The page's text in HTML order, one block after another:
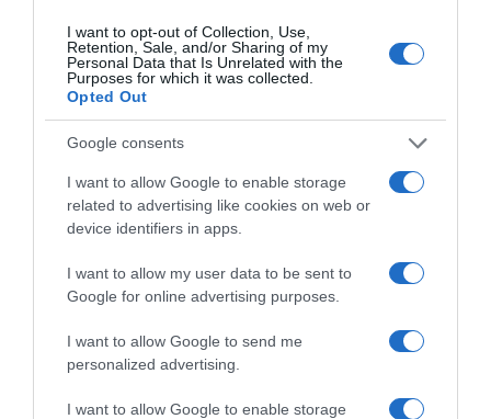
I want to opt-out of Collection, Use,
Retention, Sale, and/or Sharing of my
Personal Data that Is Unrelated with the
Purposes for which it was collected.
Opted Out
Google consents
I want to allow Google to enable storage
related to advertising like cookies on web or
device identifiers in apps.
I want to allow my user data to be sent to
Google for online advertising purposes.
I want to allow Google to send me
personalized advertising.
I want to allow Google to enable storage
Share Tweet
ΔΙΑΦΗΜΙΣΗ